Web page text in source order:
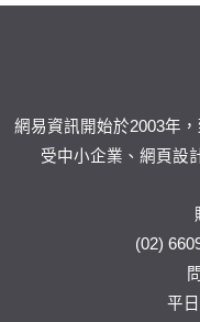
網易資訊開始於2003年
受中小企業、網頁設
(02)
平